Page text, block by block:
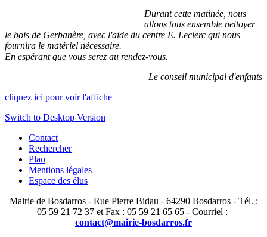
Durant cette matinée, nous
allons tous ensemble nettoyer
le bois de Gerbanère, avec l'aide du centre E. Leclerc qui nous
fournira le matériel nécessaire.
En espérant que vous serez au rendez-vous.
Le conseil municipal d'enfants
cliquez ici pour voir l'affiche
Switch to Desktop Version
Contact
Rechercher
Plan
Mentions légales
Espace des élus
Mairie de Bosdarros - Rue Pierre Bidau - 64290 Bosdarros - Tél. :
05 59 21 72 37 et Fax : 05 59 21 65 65 - Courriel :
contact@mairie-bosdarros.fr